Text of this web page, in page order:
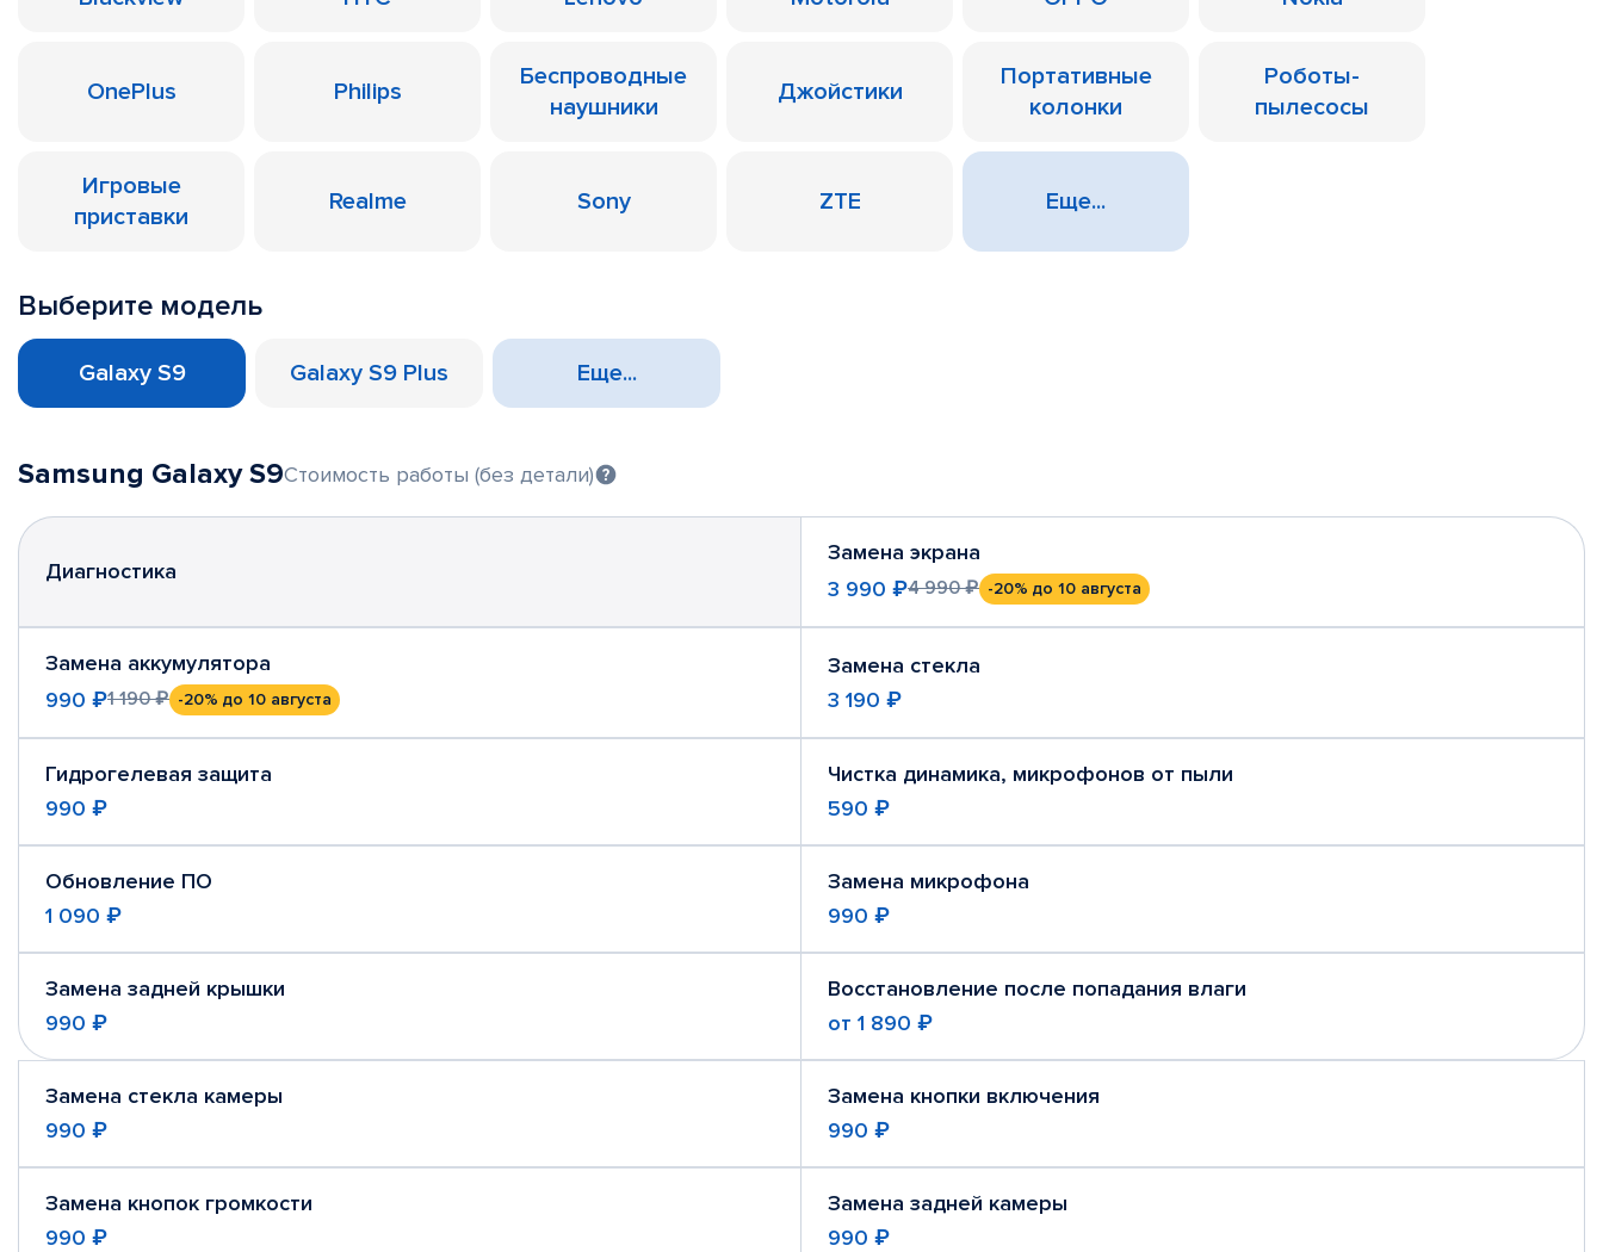
OnePlus Philips
Беспроводные
наушники
Джойстики
Портативные
колонки
Роботы-
пылесосы
Игровые
приставки
Realme Sony ZTE Еще...
Выберите модель
Galaxy S9 Galaxy S9 Plus Еще...
Samsung Galaxy S9Стоимость работы (без детали)
Диагностика
Замена экрана
3 990 ₽4 990 ₽ -20% до 10 августа
Замена аккумулятора
990 ₽1 190 ₽ -20% до 10 августа
Замена стекла
3 190 ₽
Гидрогелевая защита
990 ₽
Чистка динамика, микрофонов от пыли
590 ₽
Обновление ПО
1 090 ₽
Замена микрофона
990 ₽
Замена задней крышки
990 ₽
Восстановление после попадания влаги
от 1 890 ₽
Замена стекла камеры
990 ₽
Замена кнопки включения
990 ₽
Замена кнопок громкости
990 ₽
Замена задней камеры
990 ₽